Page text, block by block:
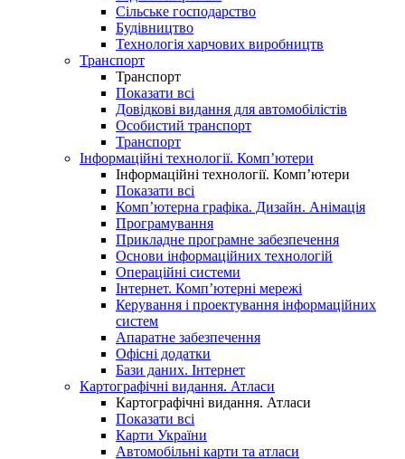
Сільське господарство
Будівництво
Технологія харчових виробництв
Транспорт
Транспорт
Показати всі
Довідкові видання для автомобілістів
Особистий транспорт
Транспорт
Інформаційні технології. Комп’ютери
Інформаційні технології. Комп’ютери
Показати всі
Комп’ютерна графіка. Дизайн. Анімація
Програмування
Прикладне програмне забезпечення
Основи інформаційних технологій
Операційні системи
Інтернет. Комп’ютерні мережі
Керування і проектування інформаційних
систем
Апаратне забезпечення
Офісні додатки
Бази даних. Інтернет
Картографічні видання. Атласи
Картографічні видання. Атласи
Показати всі
Карти України
Автомобільні карти та атласи